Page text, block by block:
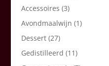
Accessoires (3)
Avondmaalwijn (1)
Dessert (27)
Gedistilleerd (11)